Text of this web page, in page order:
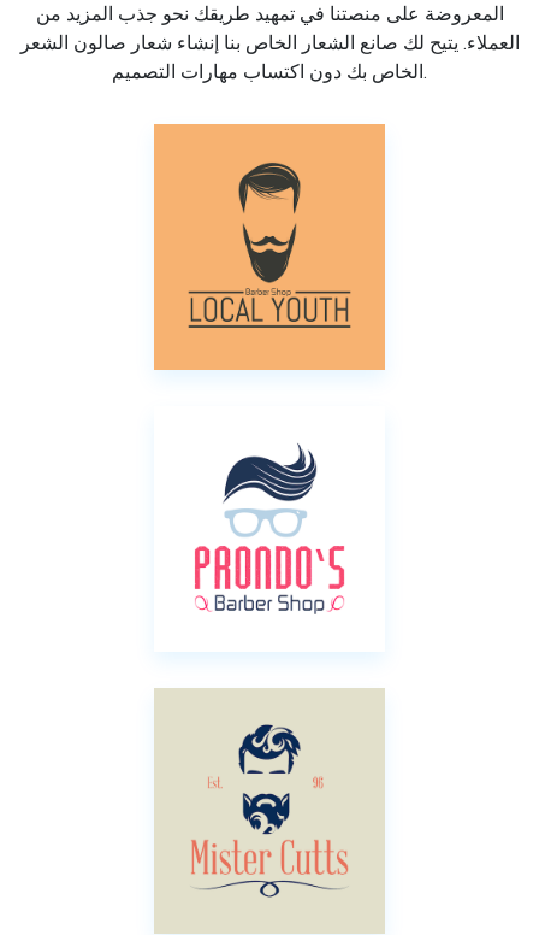
المعروضة على منصتنا في تمهيد طريقك نحو جذب المزيد من
العملاء. يتيح لك صانع الشعار الخاص بنا إنشاء شعار صالون الشعر
الخاص بك دون اكتساب مهارات التصميم.